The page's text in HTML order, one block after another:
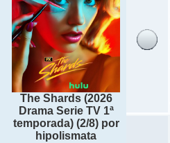
The Shards (2026
Drama Serie TV 1ª
temporada) (2/8) por
hipolismata